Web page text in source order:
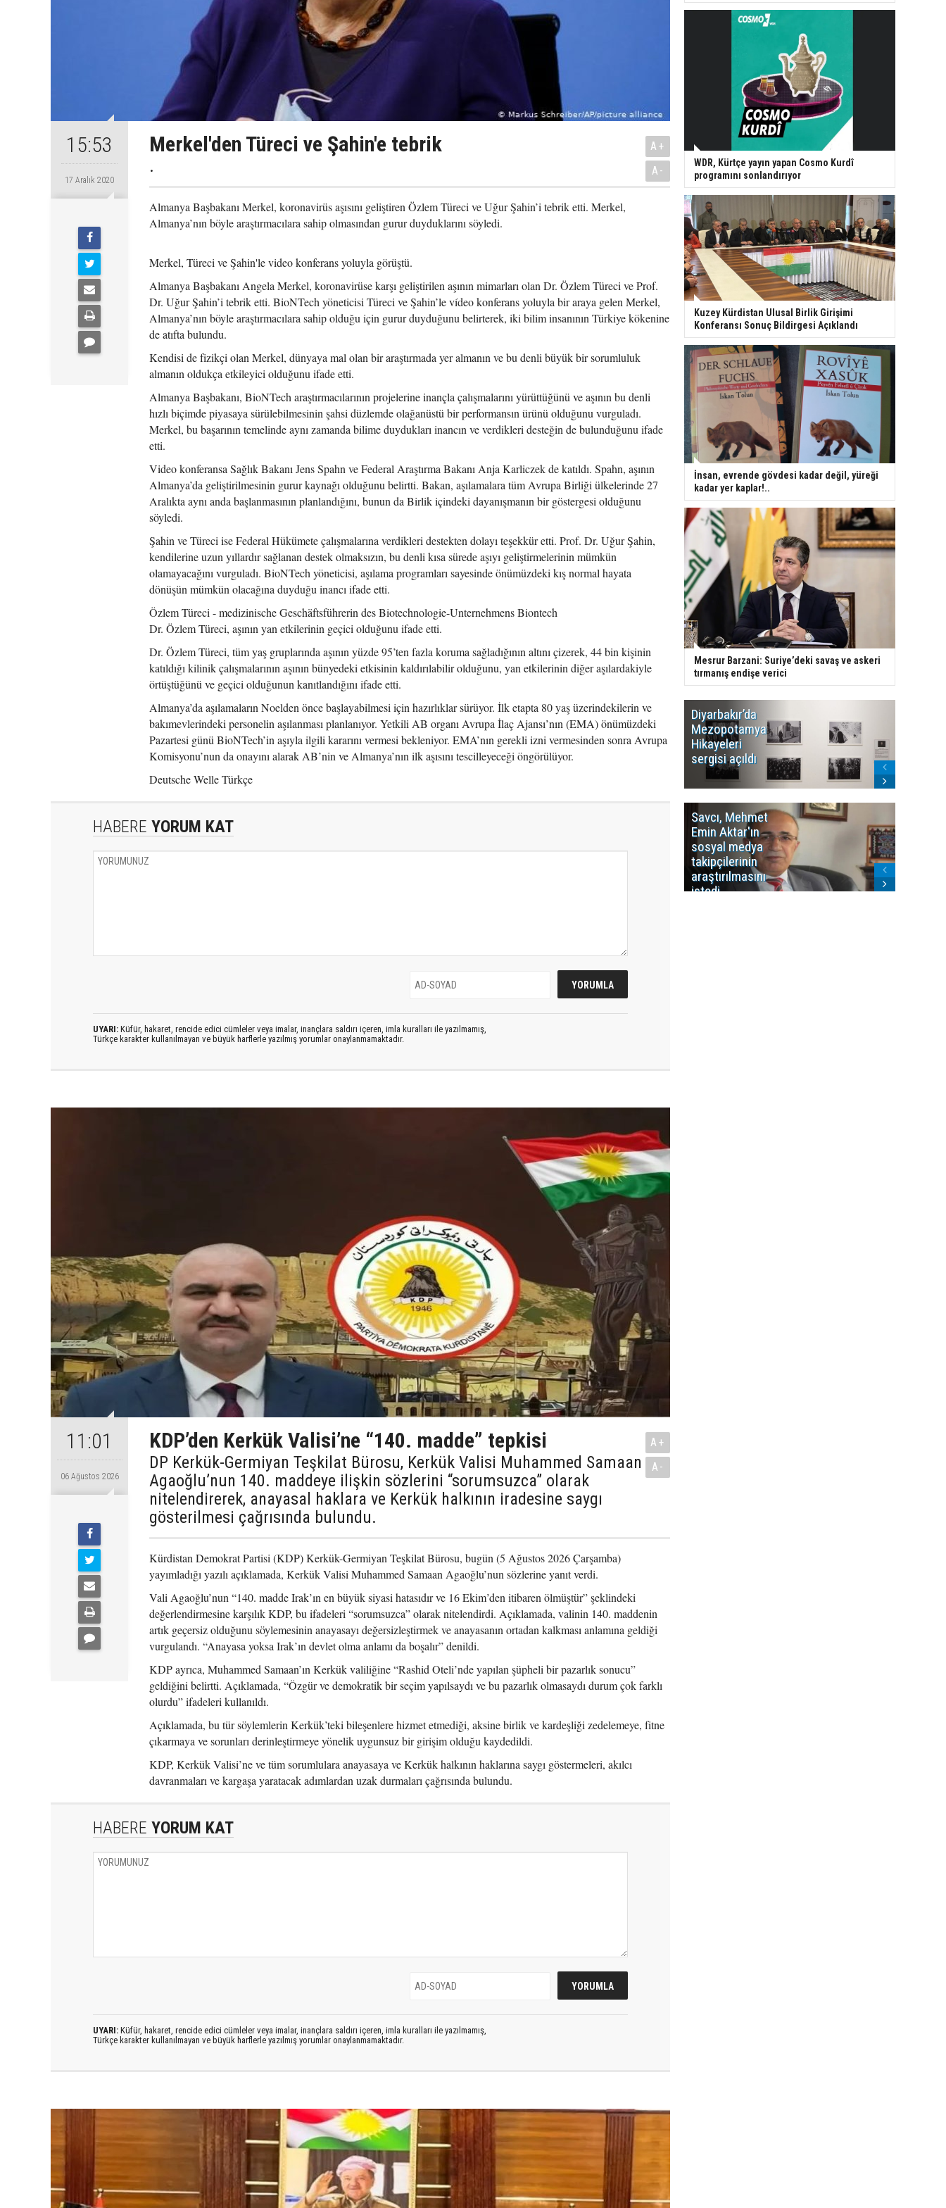
15:53
17 Aralık 2020
Merkel'den Türeci ve Şahin'e tebrik
.
A+
A-
Almanya Başbakanı Merkel, koronavirüs aşısını geliştiren Özlem Türeci ve Uğur Şahin’i tebrik etti. Merkel,
Almanya’nın böyle araştırmacılara sahip olmasından gurur duyduklarını söyledi.
Merkel, Türeci ve Şahin'le video konferans yoluyla görüştü.
Almanya Başbakanı Angela Merkel, koronavirüse karşı geliştirilen aşının mimarları olan Dr. Özlem Türeci ve Prof.
Dr. Uğur Şahin’i tebrik etti. BioNTech yöneticisi Türeci ve Şahin’le vídeo konferans yoluyla bir araya gelen Merkel,
Almanya’nın böyle araştırmacılara sahip olduğu için gurur duyduğunu belirterek, iki bilim insanının Türkiye kökenine
de atıfta bulundu.
Kendisi de fizikçi olan Merkel, dünyaya mal olan bir araştırmada yer almanın ve bu denli büyük bir sorumluluk
almanın oldukça etkileyici olduğunu ifade etti.
Almanya Başbakanı, BioNTech araştırmacılarının projelerine inançla çalışmalarını yürüttüğünü ve aşının bu denli
hızlı biçimde piyasaya sürülebilmesinin şahsi düzlemde olağanüstü bir performansın ürünü olduğunu vurguladı.
Merkel, bu başarının temelinde aynı zamanda bilime duydukları inancın ve verdikleri desteğin de bulunduğunu ifade
etti.
Video konferansa Sağlık Bakanı Jens Spahn ve Federal Araştırma Bakanı Anja Karliczek de katıldı. Spahn, aşının
Almanya’da geliştirilmesinin gurur kaynağı olduğunu belirtti. Bakan, aşılamalara tüm Avrupa Birliği ülkelerinde 27
Aralıkta aynı anda başlanmasının planlandığını, bunun da Birlik içindeki dayanışmanın bir göstergesi olduğunu
söyledi.
Şahin ve Türeci ise Federal Hükümete çalışmalarına verdikleri destekten dolayı teşekkür etti. Prof. Dr. Uğur Şahin,
kendilerine uzun yıllardır sağlanan destek olmaksızın, bu denli kısa sürede aşıyı geliştirmelerinin mümkün
olamayacağını vurguladı. BioNTech yöneticisi, aşılama programları sayesinde önümüzdeki kış normal hayata
dönüşün mümkün olacağına duyduğu inancı ifade etti.
Özlem Türeci - medizinische Geschäftsführerin des Biotechnologie-Unternehmens Biontech
Dr. Özlem Türeci, aşının yan etkilerinin geçici olduğunu ifade etti.
Dr. Özlem Türeci, tüm yaş gruplarında aşının yüzde 95’ten fazla koruma sağladığının altını çizerek, 44 bin kişinin
katıldığı kilinik çalışmalarının aşının bünyedeki etkisinin kaldırılabilir olduğunu, yan etkilerinin diğer aşılardakiyle
örtüştüğünü ve geçici olduğunun kanıtlandığını ifade etti.
Almanya’da aşılamaların Noelden önce başlayabilmesi için hazırlıklar sürüyor. İlk etapta 80 yaş üzerindekilerin ve
bakımevlerindeki personelin aşılanması planlanıyor. Yetkili AB organı Avrupa İlaç Ajansı’nın (EMA) önümüzdeki
Pazartesi günü BioNTech’in aşıyla ilgili kararını vermesi bekleniyor. EMA’nın gerekli izni vermesinden sonra Avrupa
Komisyonu’nun da onayını alarak AB’nin ve Almanya’nın ilk aşısını tescilleyeceği öngörülüyor.
Deutsche Welle Türkçe
HABERE YORUM KAT
UYARI: Küfür, hakaret, rencide edici cümleler veya imalar, inançlara saldırı içeren, imla kuralları ile yazılmamış,
Türkçe karakter kullanılmayan ve büyük harflerle yazılmış yorumlar onaylanmamaktadır.
11:01
06 Ağustos 2026
KDP’den Kerkük Valisi’ne “140. madde” tepkisi
DP Kerkük-Germiyan Teşkilat Bürosu, Kerkük Valisi Muhammed Samaan
Agaoğlu’nun 140. maddeye ilişkin sözlerini “sorumsuzca” olarak
nitelendirerek, anayasal haklara ve Kerkük halkının iradesine saygı
gösterilmesi çağrısında bulundu.
A+
A-
Kürdistan Demokrat Partisi (KDP) Kerkük-Germiyan Teşkilat Bürosu, bugün (5 Ağustos 2026 Çarşamba)
yayımladığı yazılı açıklamada, Kerkük Valisi Muhammed Samaan Agaoğlu’nun sözlerine yanıt verdi.
Vali Agaoğlu’nun “140. madde Irak’ın en büyük siyasi hatasıdır ve 16 Ekim’den itibaren ölmüştür” şeklindeki
değerlendirmesine karşılık KDP, bu ifadeleri “sorumsuzca” olarak nitelendirdi. Açıklamada, valinin 140. maddenin
artık geçersiz olduğunu söylemesinin anayasayı değersizleştirmek ve anayasanın ortadan kalkması anlamına geldiği
vurgulandı. “Anayasa yoksa Irak’ın devlet olma anlamı da boşalır” denildi.
KDP ayrıca, Muhammed Samaan’ın Kerkük valiliğine “Rashid Oteli’nde yapılan şüpheli bir pazarlık sonucu”
geldiğini belirtti. Açıklamada, “Özgür ve demokratik bir seçim yapılsaydı ve bu pazarlık olmasaydı durum çok farklı
olurdu” ifadeleri kullanıldı.
Açıklamada, bu tür söylemlerin Kerkük’teki bileşenlere hizmet etmediği, aksine birlik ve kardeşliği zedelemeye, fitne
çıkarmaya ve sorunları derinleştirmeye yönelik uygunsuz bir girişim olduğu kaydedildi.
KDP, Kerkük Valisi’ne ve tüm sorumlulara anayasaya ve Kerkük halkının haklarına saygı göstermeleri, akılcı
davranmaları ve kargaşa yaratacak adımlardan uzak durmaları çağrısında bulundu.
HABERE YORUM KAT
UYARI: Küfür, hakaret, rencide edici cümleler veya imalar, inançlara saldırı içeren, imla kuralları ile yazılmamış,
Türkçe karakter kullanılmayan ve büyük harflerle yazılmış yorumlar onaylanmamaktadır.
WDR, Kürtçe yayın yapan Cosmo Kurdî
programını sonlandırıyor
Kuzey Kürdistan Ulusal Birlik Girişimi
Konferansı Sonuç Bildirgesi Açıklandı
İnsan, evrende gövdesi kadar değil, yüreği
kadar yer kaplar!..
Mesrur Barzani: Suriye’deki savaş ve askeri
tırmanış endişe verici
Diyarbakır’da
Mezopotamya
Hikayeleri
sergisi açıldı
Savcı, Mehmet
Emin Aktar'ın
sosyal medya
takipçilerinin
araştırılmasını
istedi